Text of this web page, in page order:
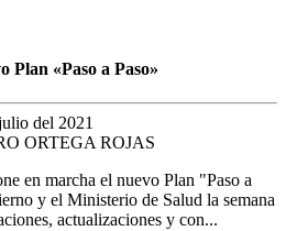
Plan «Paso a Paso»
del 2021
ORTEGA ROJAS
en marcha el nuevo Plan "Paso a
y el Ministerio de Salud la semana
actualizaciones y con...